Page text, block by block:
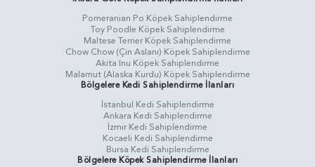
Pomeranian Po Köpek Sahiplendirme
Toy Poodle Köpek Sahiplendirme
Maltese Terrier Köpek Sahiplendirme
Chow Chow (Çin Aslanı) Köpek Sahiplendirme
Akita Inu Köpek Sahiplendirme
Malamut (Alaska Kurdu) Köpek Sahiplendirme
Bölgelere Kedi Sahiplendirme İlanları
İstanbul Kedi Sahiplendirme
Ankara Kedi Sahiplendirme
İzmir Kedi Sahiplendirme
Kocaeli Kedi Sahiplendirme
Bursa Kedi Sahiplendirme
Bölgelere Köpek Sahiplendirme İlanları